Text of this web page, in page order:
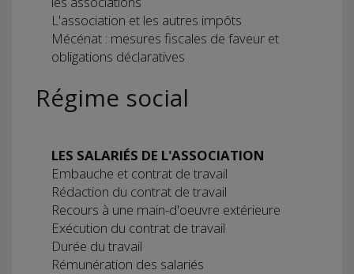
L'association et les autres impôts
Mécénat : mesures fiscales de faveur et
obligations déclaratives
Régime social
LES SALARIÉS DE L'ASSOCIATION
Embauche et contrat de travail
Rédaction du contrat de travail
Recours à une main-d'oeuvre extérieure
Exécution du contrat de travail
Durée du travail
Rémunération des salariés